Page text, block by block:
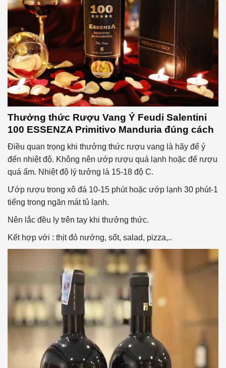
Thưởng thức Rượu Vang Ý Feudi Salentini
100 ESSENZA Primitivo Manduria đúng cách
Điều quan trọng khi thưởng thức rượu vang là hãy để ý
đến nhiệt độ. Không nên ướp rượu quá lạnh hoặc để rượu
quá ấm. Nhiệt độ lý tưởng là 15-18 độ C.
Ướp rượu trong xô đá 10-15 phút hoặc ướp lạnh 30 phút-1
tiếng trong ngăn mát tủ lạnh.
Nên lắc đều ly trên tay khi thưởng thức.
Kết hợp với : thịt đỏ nướng, sốt, salad, pizza,..